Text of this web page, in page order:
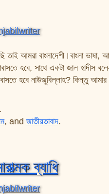
তাই আমরা বাংলাদেশী।বাংলা
হবে, সাথে একটা জাল হাদীস
হবে নাউজুবিল্লাহ? কিন্তু
, and জাতীয়তাবাদ.
ব্যাধি